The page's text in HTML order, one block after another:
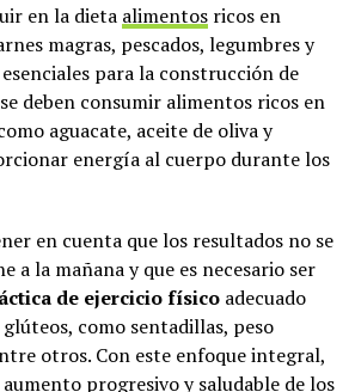
en la dieta alimentos ricos en
magras, pescados, legumbres y
para la construcción de
deben consumir alimentos ricos en
aguacate, aceite de oliva y
energía al cuerpo durante los
en cuenta que los resultados no se
a la mañana y que es necesario ser
de ejercicio físico adecuado
como sentadillas, peso
otros. Con este enfoque integral,
progresivo y saludable de los